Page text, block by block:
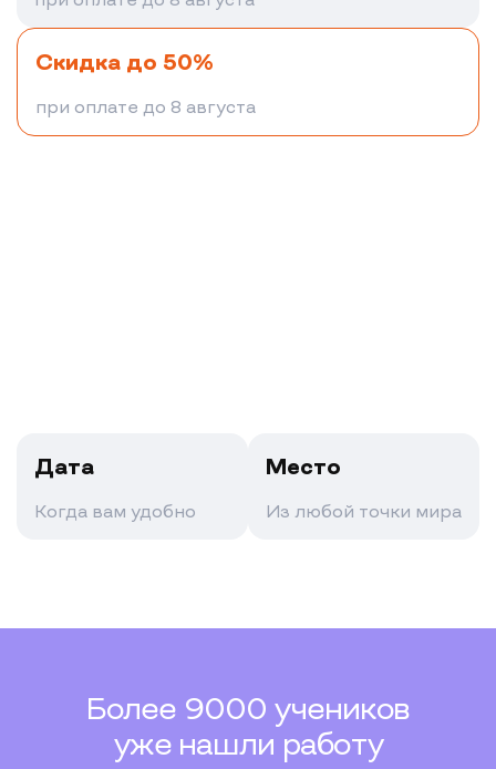
Скидка до 50%
при оплате до 8 августа
Дата
Когда вам удобно
Место
Из любой точки мира
Более 9000 учеников
уже нашли работу